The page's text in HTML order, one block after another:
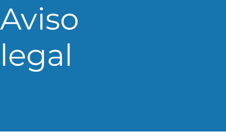
Aviso
legal